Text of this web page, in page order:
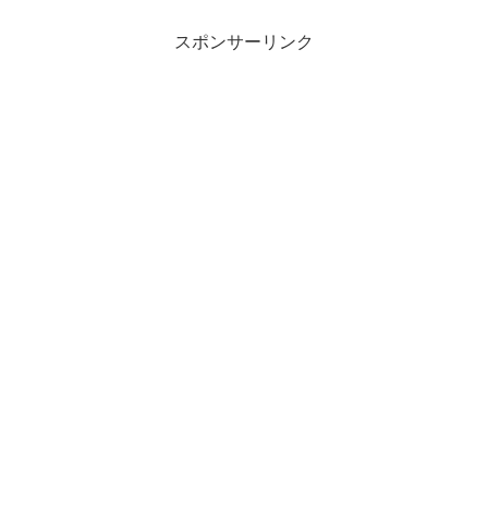
スポンサーリンク